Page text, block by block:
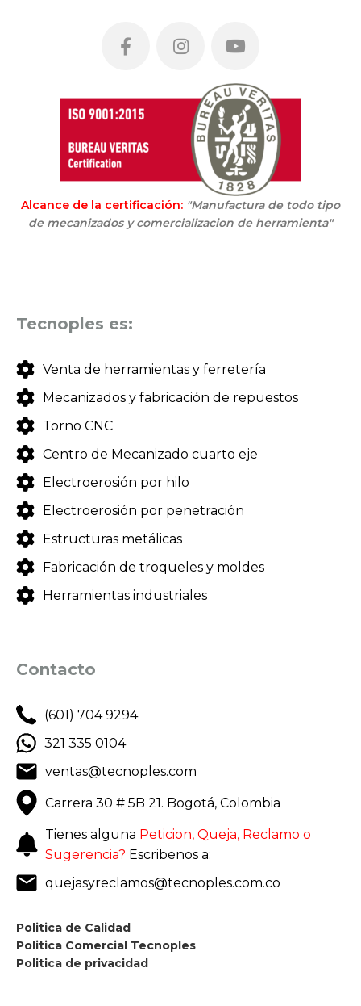
Alcance de la certificación: "Manufactura de todo tipo
de mecanizados y comercializacion de herramienta"
Tecnoples es:
Venta de herramientas y ferretería
Mecanizados y fabricación de repuestos
Torno CNC
Centro de Mecanizado cuarto eje
Electroerosión por hilo
Electroerosión por penetración
Estructuras metálicas
Fabricación de troqueles y moldes
Herramientas industriales
Contacto
(601) 704 9294
321 335 0104
ventas@tecnoples.com
Carrera 30 # 5B 21. Bogotá, Colombia
Tienes alguna Peticion, Queja, Reclamo o
Sugerencia? Escribenos a:
quejasyreclamos@tecnoples.com.co
Politica de Calidad
Politica Comercial Tecnoples
Politica de privacidad